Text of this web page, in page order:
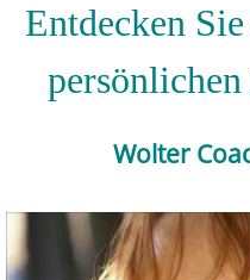
Entdecken
Wolter